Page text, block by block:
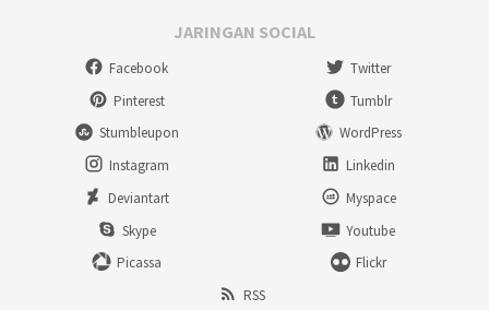
JARINGAN SOCIAL
Facebook
Twitter
Pinterest
Tumblr
Stumbleupon
WordPress
Instagram
Linkedin
Deviantart
Myspace
Skype
Youtube
Picassa
Flickr
RSS